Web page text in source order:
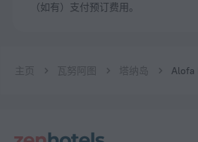
（如有）支付预订费用。
主页 瓦努阿图 塔纳岛 Alofa